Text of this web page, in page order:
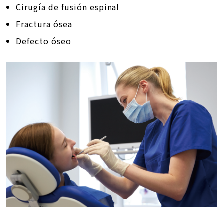
Cirugía de fusión espinal
Fractura ósea
Defecto óseo